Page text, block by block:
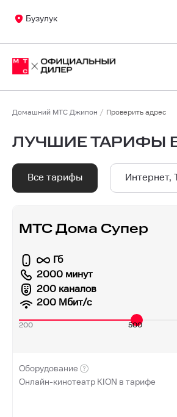
Бузулук
Домашний МТС Джипон Проверить адрес
ЛУЧШИЕ ТАРИФЫ
Все тарифы Интернет,
МТС Дома Супер
Гб
2000 минут
200 каналов
200 Мбит/с
200 500
Оборудование
Онлайн-кинотеатр KION в тарифе